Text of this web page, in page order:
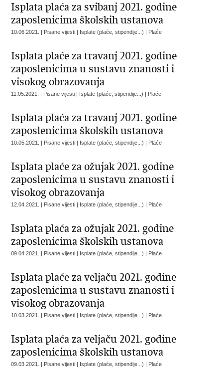
Isplata plaća za svibanj 2021. godine
zaposlenicima školskih ustanova
10.06.2021. | Pisane vijesti | Isplate (plaće, stipendije...) | Plaće
Isplata plaće za travanj 2021. godine
zaposlenicima u sustavu znanosti i
visokog obrazovanja
11.05.2021. | Pisane vijesti | Isplate (plaće, stipendije...) | Plaće
Isplata plaća za travanj 2021. godine
zaposlenicima školskih ustanova
10.05.2021. | Pisane vijesti | Isplate (plaće, stipendije...) | Plaće
Isplata plaće za ožujak 2021. godine
zaposlenicima u sustavu znanosti i
visokog obrazovanja
12.04.2021. | Pisane vijesti | Isplate (plaće, stipendije...) | Plaće
Isplata plaća za ožujak 2021. godine
zaposlenicima školskih ustanova
09.04.2021. | Pisane vijesti | Isplate (plaće, stipendije...) | Plaće
Isplata plaće za veljaču 2021. godine
zaposlenicima u sustavu znanosti i
visokog obrazovanja
10.03.2021. | Pisane vijesti | Isplate (plaće, stipendije...) | Plaće
Isplata plaća za veljaču 2021. godine
zaposlenicima školskih ustanova
09.03.2021. | Pisane vijesti | Isplate (plaće, stipendije...) | Plaće